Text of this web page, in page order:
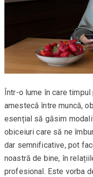
Într-o lume în care
amestecă între muncă,
esențial să găsim
obiceiuri care să ne
dar semnificative, pot
noastră de bine, în
profesional. Este vorba